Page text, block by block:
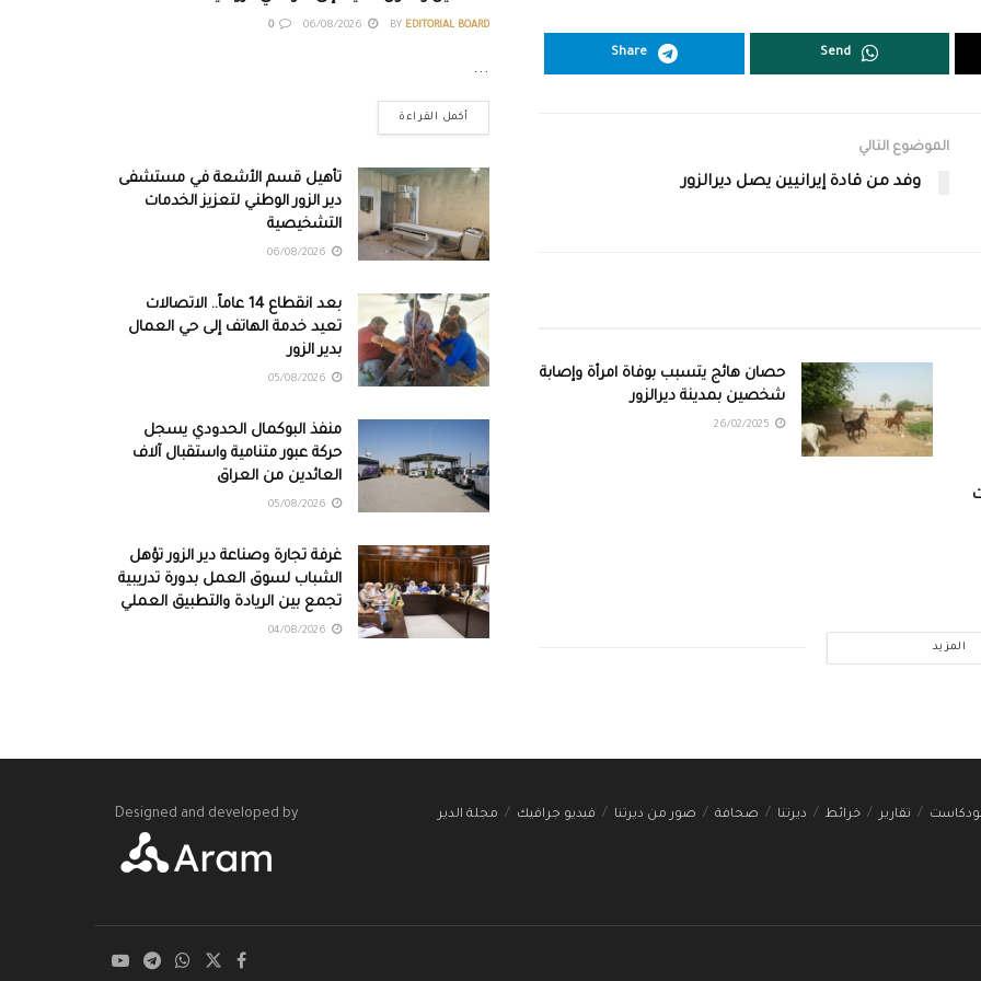
Send
Share
الموضوع التالي
وفد من قادة إيرانيين يصل ديرالزور
حصان هائج يتسبب بوفاة امرأة وإصابة
شخصين بمدينة ديرالزور
المزيد
BY EDITORIAL BOARD
0
...
أكمل القراءة
تأهيل قسم الأشعة في مستشفى
دير الزور الوطني لتعزيز الخدمات
التشخيصية
بعد انقطاع 14 عاماً.. الاتصالات
تعيد خدمة الهاتف إلى حي العمال
بدير الزور
منفذ البوكمال الحدودي يسجل
حركة عبور متنامية واستقبال آلاف
العائدين من العراق
غرفة تجارة وصناعة دير الزور تؤهل
الشباب لسوق العمل بدورة تدريبية
تجمع بين الريادة والتطبيق العملي
تقارير خرائط ديرتنا صحافة صور من ديرتنا فيديو جرافيك مجلة الدير Designed and developed by